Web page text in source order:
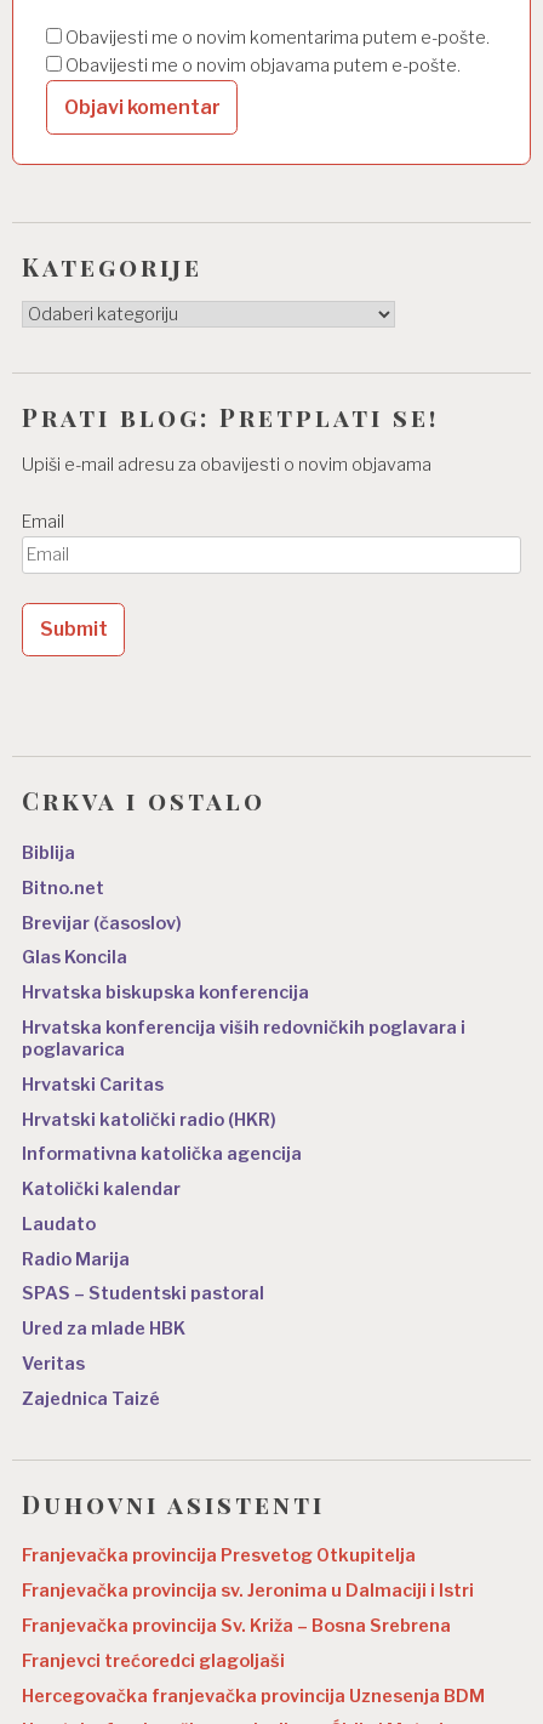
Obavijesti me o novim komentarima putem e-pošte.
Obavijesti me o novim objavama putem e-pošte.
Kategorije
Kategorije
Prati blog: Pretplati se!
Upiši e-mail adresu za obavijesti o novim objavama
Email
Crkva i ostalo
Biblija
Bitno.net
Brevijar (časoslov)
Glas Koncila
Hrvatska biskupska konferencija
Hrvatska konferencija viših redovničkih poglavara i
poglavarica
Hrvatski Caritas
Hrvatski katolički radio (HKR)
Informativna katolička agencija
Katolički kalendar
Laudato
Radio Marija
SPAS – Studentski pastoral
Ured za mlade HBK
Veritas
Zajednica Taizé
Duhovni asistenti
Franjevačka provincija Presvetog Otkupitelja
Franjevačka provincija sv. Jeronima u Dalmaciji i Istri
Franjevačka provincija Sv. Križa – Bosna Srebrena
Franjevci trećoredci glagoljaši
Hercegovačka franjevačka provincija Uznesenja BDM